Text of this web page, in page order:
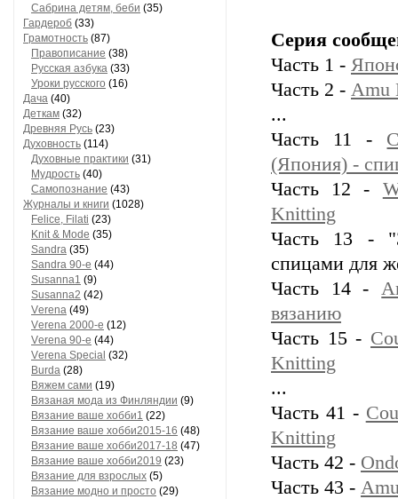
Сабринa детям, беби (35)
Гардероб (33)
Грамотность (87)
Правописание (38)
Русская азбука (33)
Уроки русского (16)
Дача (40)
Деткам (32)
Древняя Русь (23)
Духовность (114)
Духовные практики (31)
Мудрость (40)
Самопознание (43)
Журналы и книги (1028)
Felice, Filati (23)
Knit & Mode (35)
Sandra (35)
Sandra 90-е (44)
Susanna1 (9)
Susanna2 (42)
Vеrеnа (49)
Vеrеnа 2000-е (12)
Vеrеnа 90-е (44)
Vеrеnа Special (32)
Вurdа (28)
Вяжем сами (19)
Вязаная мода из Финляндии (9)
Вязание ваше хобби1 (22)
Вязание ваше хобби2015-16 (48)
Вязание ваше хобби2017-18 (47)
Вязание ваше хобби2019 (23)
Вязание для взрослых (5)
Вязание модно и просто (29)
Серия
Часть 1 -
Часть 2 - Amu
...
Часть 11 -
(Япония) -
Часть 12 -
Knitting
Часть 13 -
спицами для
Часть 14 -
вязанию
Часть 15 -
Knitting
...
Часть 41 -
Knitting
Часть 42 -
Часть 43 -